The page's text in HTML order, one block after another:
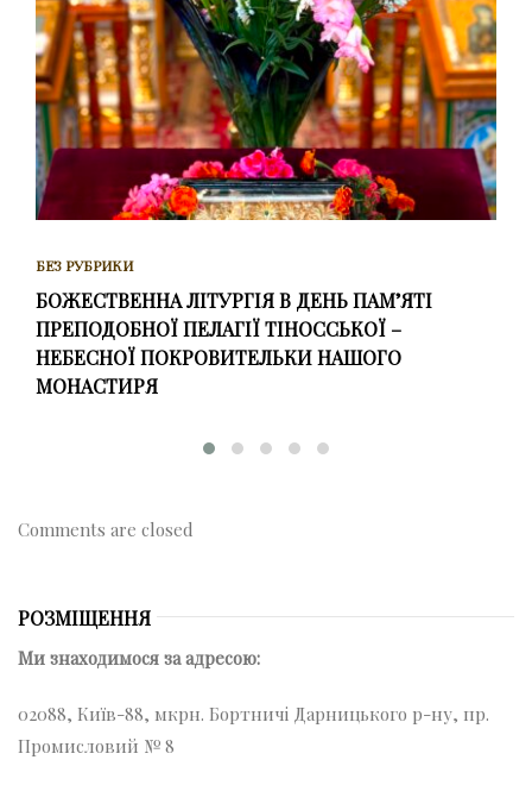
БЕЗ РУБРИКИ
БОЖЕСТВЕННА ЛІТУРГІЯ В ДЕНЬ ПАМ’ЯТІ
ПРЕПОДОБНОЇ ПЕЛАГІЇ ТІНОССЬКОЇ –
НЕБЕСНОЇ ПОКРОВИТЕЛЬКИ НАШОГО
МОНАСТИРЯ
Comments are closed
РОЗМІЩЕННЯ
Ми знаходимося за адресою:
02088, Київ-88, мкрн. Бортничі Дарницького р-ну, пр.
Промисловий № 8